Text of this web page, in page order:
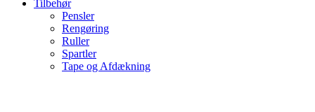
Tilbehør
Pensler
Rengøring
Ruller
Spartler
Tape og Afdækning